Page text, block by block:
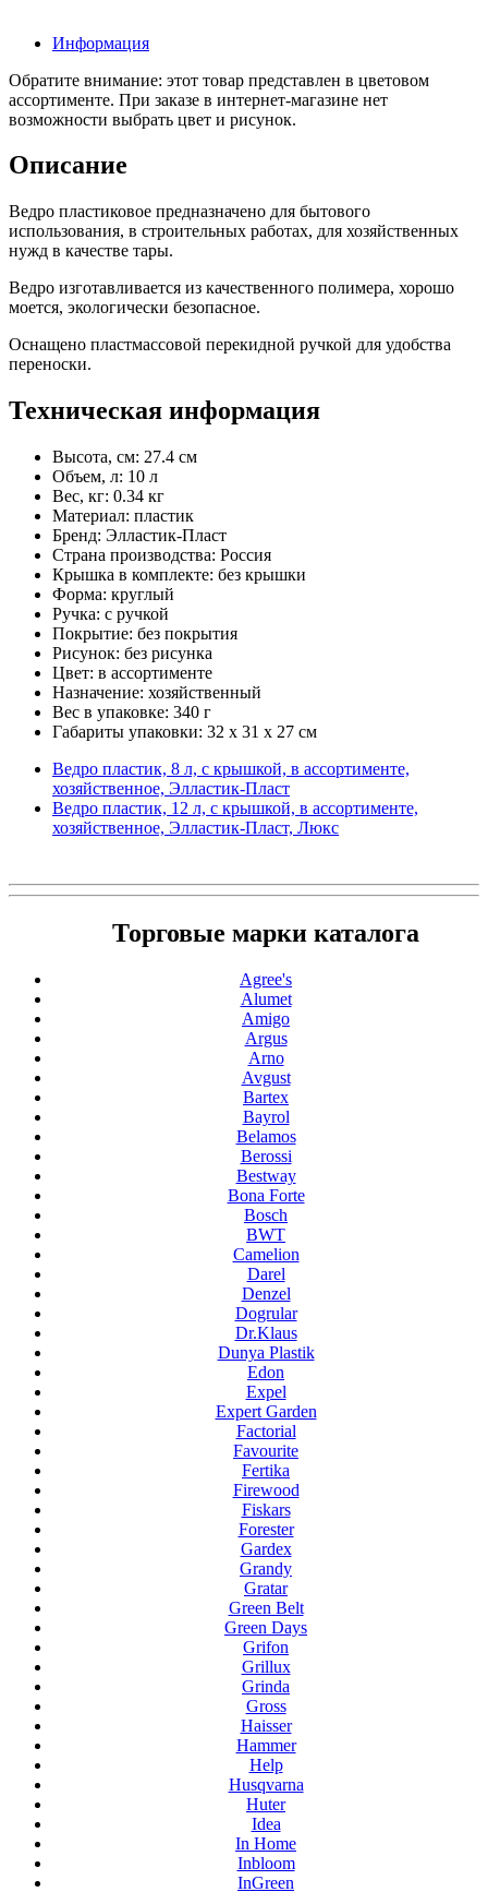
Информация
Обратите внимание: этот товар представлен в цветовом
ассортименте. При заказе в интернет-магазине нет
возможности выбрать цвет и рисунок.
Описание
Ведро пластиковое предназначено для бытового
использования, в строительных работах, для хозяйственных
нужд в качестве тары.
Ведро изготавливается из качественного полимера, хорошо
моется, экологически безопасное.
Оснащено пластмассовой перекидной ручкой для удобства
переноски.
Техническая информация
Высота, см: 27.4 см
Объем, л: 10 л
Вес, кг: 0.34 кг
Материал: пластик
Бренд: Элластик-Пласт
Страна производства: Россия
Крышка в комплекте: без крышки
Форма: круглый
Ручка: с ручкой
Покрытие: без покрытия
Рисунок: без рисунка
Цвет: в ассортименте
Назначение: хозяйственный
Вес в упаковке: 340 г
Габариты упаковки: 32 x 31 x 27 см
Ведро пластик, 8 л, с крышкой, в ассортименте,
хозяйственное, Элластик-Пласт
Ведро пластик, 12 л, с крышкой, в ассортименте,
хозяйственное, Элластик-Пласт, Люкс
Торговые марки каталога
Agree's
Alumet
Amigo
Argus
Arno
Avgust
Bartex
Bayrol
Belamos
Berossi
Bestway
Bona Forte
Bosch
BWT
Camelion
Darel
Denzel
Dogrular
Dr.Klaus
Dunya Plastik
Edon
Expel
Expert Garden
Factorial
Favourite
Fertika
Firewood
Fiskars
Forester
Gardex
Grandy
Gratar
Green Belt
Green Days
Grifon
Grillux
Grinda
Gross
Haisser
Hammer
Help
Husqvarna
Huter
Idea
In Home
Inbloom
InGreen